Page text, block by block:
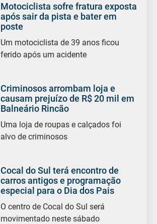
Motociclista sofre fratura exposta
após sair da pista e bater em
poste
Um motociclista de 39 anos ficou
ferido após um acidente
Criminosos arrombam loja e
causam prejuízo de R$ 20 mil em
Balneário Rincão
Uma loja de roupas e calçados foi
alvo de criminosos
Cocal do Sul terá encontro de
carros antigos e programação
especial para o Dia dos Pais
O centro de Cocal do Sul será
movimentado neste sábado